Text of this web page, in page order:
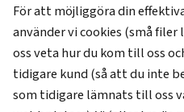
För att möjliggöra din
använder vi cookies (små
oss veta hur du kom till oss
tidigare kund (så att du inte
som tidigare lämnats till oss